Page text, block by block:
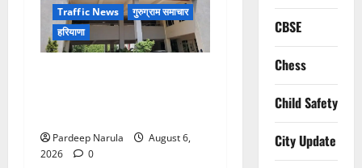
Traffic News
गुरुग्राम समाचार
हरियाणा
Pardeep Narula
August 6,
2026
0
CBSE
Chess
Child Safety
City Update